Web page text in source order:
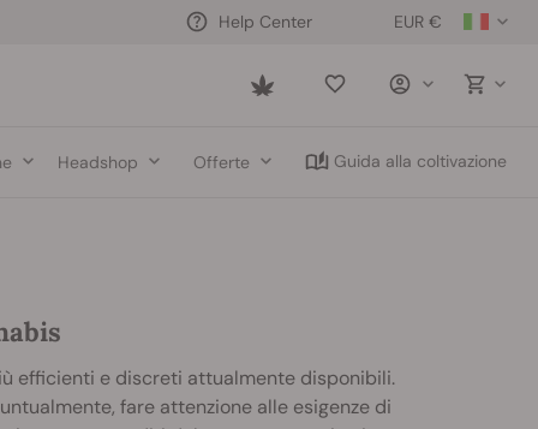
EUR €
Help Center
Saved
Headshop Offerte Guida alla coltivazione
efficienti e discreti attualmente disponibili.
fare attenzione alle esigenze di